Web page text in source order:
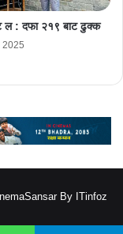
: दफा २१९ बाट ढुक्क
2025
By ITinfoz